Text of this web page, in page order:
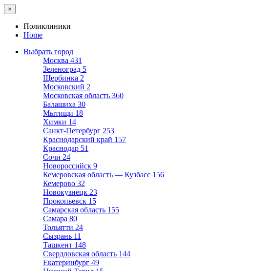
×
Поликлиники
Home
Выбрать город
Москва 431
Зеленоград 5
Щербинка 2
Московский 2
Московская область 360
Балашиха 30
Мытищи 18
Химки 14
Санкт-Петербург 253
Краснодарский край 157
Краснодар 51
Сочи 24
Новороссийск 9
Кемеровская область — Кузбасс 156
Кемерово 32
Новокузнецк 23
Прокопьевск 15
Самарская область 155
Самара 80
Тольятти 24
Сызрань 11
Ташкент 148
Свердловская область 144
Екатеринбург 49